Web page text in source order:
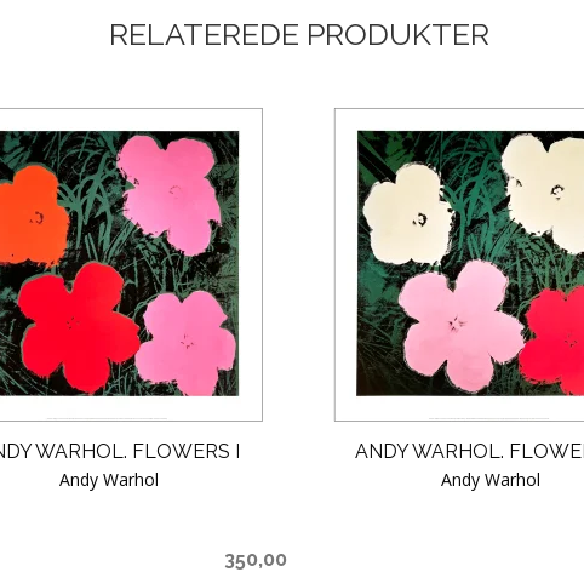
RELATEREDE PRODUKTER
WARHOL. FLOWERS I
Andy Warhol
350,00
ANDY WARHOL.
Andy Warhol